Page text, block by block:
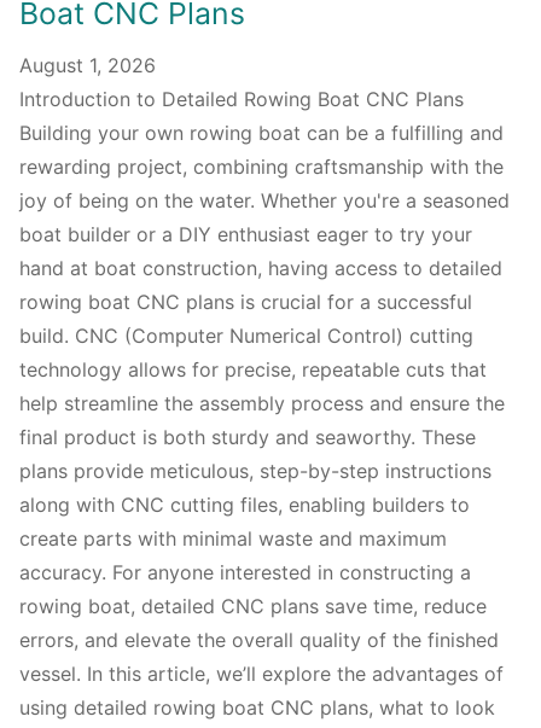
Boat CNC Plans
August 1, 2026
Introduction to Detailed Rowing Boat CNC Plans
Building your own rowing boat can be a fulfilling and
rewarding project, combining craftsmanship with the
joy of being on the water. Whether you're a seasoned
boat builder or a DIY enthusiast eager to try your
hand at boat construction, having access to detailed
rowing boat CNC plans is crucial for a successful
build. CNC (Computer Numerical Control) cutting
technology allows for precise, repeatable cuts that
help streamline the assembly process and ensure the
final product is both sturdy and seaworthy. These
plans provide meticulous, step-by-step instructions
along with CNC cutting files, enabling builders to
create parts with minimal waste and maximum
accuracy. For anyone interested in constructing a
rowing boat, detailed CNC plans save time, reduce
errors, and elevate the overall quality of the finished
vessel. In this article, we’ll explore the advantages of
using detailed rowing boat CNC plans, what to look